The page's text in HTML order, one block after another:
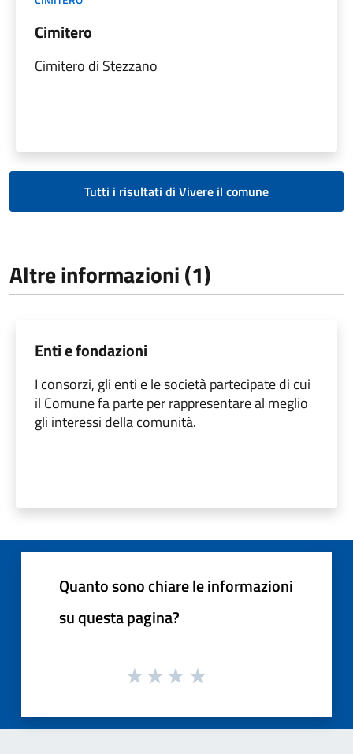
Cimitero
Cimitero di Stezzano
Tutti i risultati di Vivere il comune
Altre informazioni (1)
Enti e fondazioni
I consorzi, gli enti e le società partecipate di cui
il Comune fa parte per rappresentare al meglio
gli interessi della comunità.
Quanto sono chiare le informazioni
su questa pagina?